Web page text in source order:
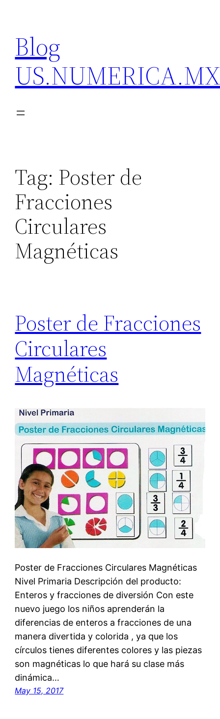
content
Blog
Tag: Poster de
Fracciones
Circulares
Magnéticas
Poster de Fracciones
Circulares
Magnéticas
Poster de Fracciones Circulares Magnéticas
Nivel Primaria Descripción del producto: 
Enteros y fracciones de diversión Con este
nuevo juego los niños aprenderán la
diferencias de enteros a fracciones de una
manera divertida y colorida , ya que los
círculos tienes diferentes colores y las piezas
son magnéticas lo que hará su clase más
dinámica…
May 15, 2017